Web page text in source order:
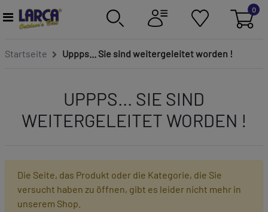
0
Startseite Uppps... Sie sind weitergeleitet worden !
UPPPS... SIE SIND
WEITERGELEITET WORDEN !
Die Seite, das Produkt oder die Kategorie, die Sie
versucht haben zu öffnen, gibt es leider nicht mehr in
unserem Shop.